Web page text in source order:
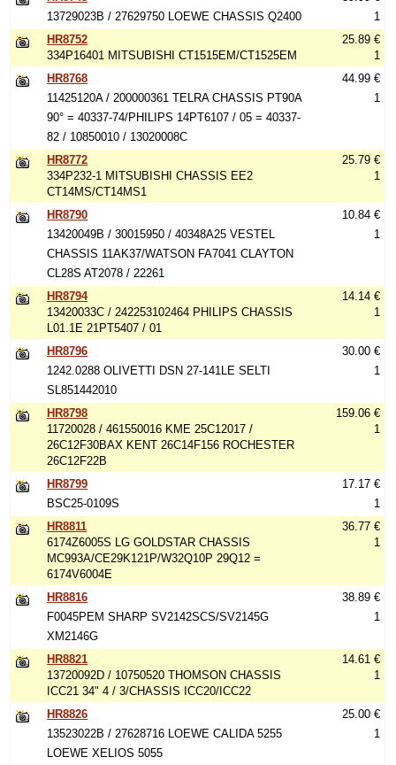
13729023B / 27629750 LOEWE CHASSIS Q2400
1
HR8752
334P16401 MITSUBISHI CT1515EM/CT1525EM
25.89 €
1
HR8768
11425120A / 200000361 TELRA CHASSIS PT90A
90° = 40337-74/PHILIPS 14PT6107 / 05 = 40337-
82 / 10850010 / 13020008C
44.99 €
1
HR8772
334P232-1 MITSUBISHI CHASSIS EE2
CT14MS/CT14MS1
25.79 €
1
HR8790
13420049B / 30015950 / 40348A25 VESTEL
CHASSIS 11AK37/WATSON FA7041 CLAYTON
CL28S AT2078 / 22261
10.84 €
1
HR8794
13420033C / 242253102464 PHILIPS CHASSIS
L01.1E 21PT5407 / 01
14.14 €
1
HR8796
1242.0288 OLIVETTI DSN 27-141LE SELTI
SL851442010
30.00 €
1
HR8798
11720028 / 461550016 KME 25C12017 /
26C12F30BAX KENT 26C14F156 ROCHESTER
26C12F22B
159.06 €
1
HR8799
BSC25-0109S
17.17 €
1
HR8811
6174Z6005S LG GOLDSTAR CHASSIS
MC993A/CE29K121P/W32Q10P 29Q12 =
6174V6004E
36.77 €
1
HR8816
F0045PEM SHARP SV2142SCS/SV2145G
XM2146G
38.89 €
1
HR8821
13720092D / 10750520 THOMSON CHASSIS
ICC21 34" 4 / 3/CHASSIS ICC20/ICC22
14.61 €
1
HR8826
13523022B / 27628716 LOEWE CALIDA 5255
LOEWE XELIOS 5055
25.00 €
1